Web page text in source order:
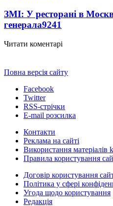
ЗМІ: У ресторані в
генерала9241
Читати коментарі
Повна версія сайту
Facebook
Twitter
RSS-стрічки
E-mail розсилка
Контакти
Реклама на сайті
Використання матеріалів
Правила користування
Договір користування
Політика у сфері
Угода щодо користування
Редакція